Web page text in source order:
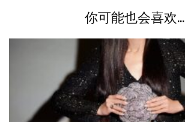
你可能也会喜欢...